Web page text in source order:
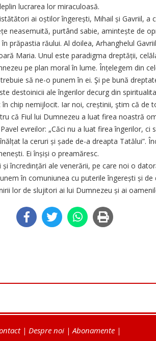
lucrarea lor miraculoasă.
ai oștilor înge­rești, Mihail și Gavriil, a
neasemuită, purtând sabie, amin­tește de
prăpastia răului. Al doilea, Arhanghelul
Maria. Unul este paradigma dreptății,
pe plan moral în lume. Înțelegem din
să ne-o punem în ei. Şi pe bună
destoinicii ale îngerilor decurg din
chip nemijlocit. Iar noi, creștinii, ştim că de
că Fiul lui Dumnezeu a luat firea noastră
evreilor: „Căci nu a luat firea îngerilor, ci
la ceruri și șade de-a dreapta Tatălui”.
Ei înșiși o preamăresc.
încredințări ale venerării, pe care noi o
în comuniunea cu puterile îngerești și de
lor de slujitori ai lui Dumnezeu și ai
| Despre noi |Abonamente |